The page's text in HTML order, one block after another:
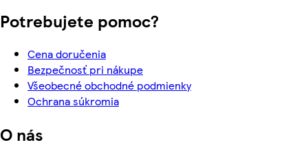
Potrebujete pomoc?
Cena doručenia
Bezpečnosť pri nákupe
Všeobecné obchodné podmienky
Ochrana súkromia
O nás